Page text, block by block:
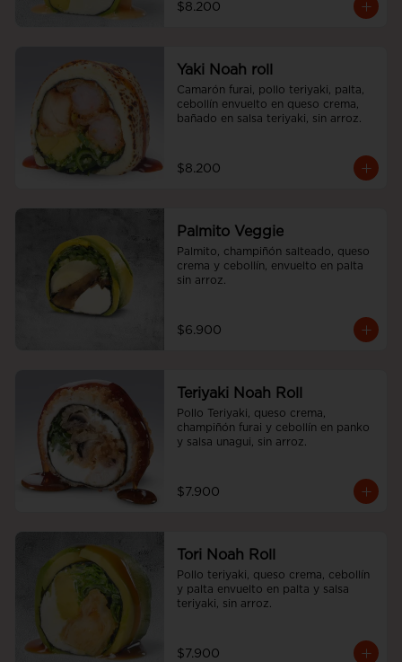
$8.200
Yaki Noah roll
Camarón furai, pollo teriyaki, palta,
cebollín envuelto en queso crema,
bañado en salsa teriyaki, sin arroz.
$8.200
Palmito Veggie
Palmito, champiñón salteado, queso
crema y cebollín, envuelto en palta
sin arroz.
$6.900
Teriyaki Noah Roll
Pollo Teriyaki, queso crema,
champiñón furai y cebollín en panko
y salsa unagui, sin arroz.
$7.900
Tori Noah Roll
Pollo teriyaki, queso crema, cebollín
y palta envuelto en palta y salsa
teriyaki, sin arroz.
$7.900